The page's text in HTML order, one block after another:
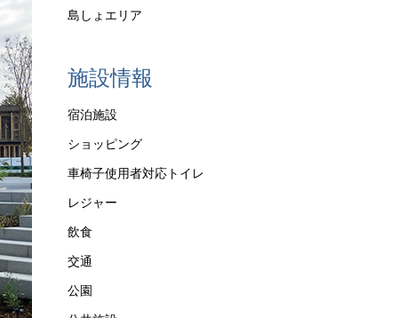
島しょエリア
施設情報
宿泊施設
ショッピング
車椅子使用者対応トイレ
レジャー
飲食
交通
公園